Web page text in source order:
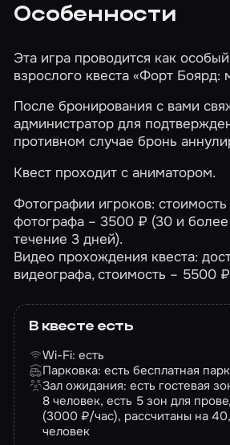
Особенности
Эта игра проводится как
взрослого квеста«Форт Боярд:
После бронирования с вами
администратор для
противном случае бронь
Квест проходит с аниматором.
Фотографии игроков: стоимость
фотографа – 3500 ₽ (30 и
течение 3 дней).
Видео прохождения квеста:
видеографа, стоимость – 5500
В квесте есть
Wi-Fi: есть
Парковка: есть бесплатная
Зал ожидания: есть гостевая
8 человек, есть 5 зон для
(3000 ₽/час), рассчитаны на
человек